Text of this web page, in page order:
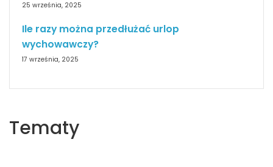
25 września, 2025
Ile razy można przedłużać urlop
wychowawczy?
17 września, 2025
Tematy